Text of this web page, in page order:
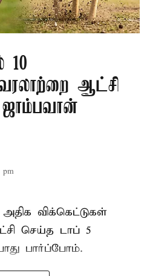
10
ஆட்சி
pm
அதிக விக்கெட்டுகள்
செய்த டாப் 5
பார்ப்போம்.